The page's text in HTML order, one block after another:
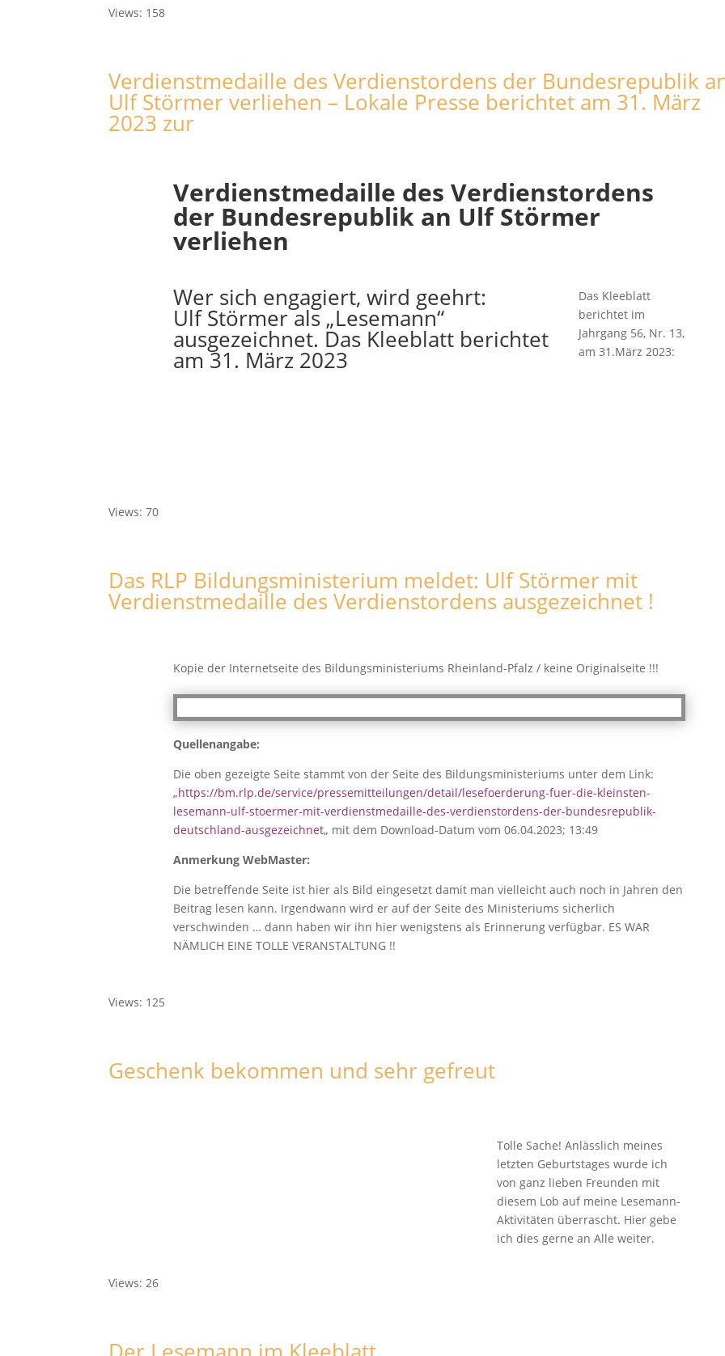
Views: 158
Verdienstmedaille des Verdienstordens der Bundesrepublik
Ulf Störmer verliehen – Lokale Presse berichtet am 31. März
2023 zur
Verdienstmedaille des Verdienstordens
der Bundesrepublik an Ulf Störmer
verliehen
Wer sich engagiert, wird geehrt:
Ulf Störmer als „Lesemann“
ausgezeichnet. Das Kleeblatt berichtet
am 31. März 2023
Das Kleeblatt
berichtet im
Jahrgang 56, Nr. 13,
am 31.März 2023:
Views: 70
Das RLP Bildungsministerium meldet: Ulf Störmer mit
Verdienstmedaille des Verdienstordens ausgezeichnet !
Kopie der Internetseite des Bildungsministeriums Rheinland-Pfalz / keine Originalseite !!!
Quellenangabe:
Die oben gezeigte Seite stammt von der Seite des Bildungsministeriums unter dem Link:
„https://bm.rlp.de/service/pressemitteilungen/detail/lesefoerderung-fuer-die-kleinsten-
lesemann-ulf-stoermer-mit-verdienstmedaille-des-verdienstordens-der-bundesrepublik-
deutschland-ausgezeichnet„ mit dem Download-Datum vom 06.04.2023; 13:49
Anmerkung WebMaster:
Die betreffende Seite ist hier als Bild eingesetzt damit man vielleicht auch noch in Jahren den
Beitrag lesen kann. Irgendwann wird er auf der Seite des Ministeriums sicherlich
verschwinden … dann haben wir ihn hier wenigstens als Erinnerung verfügbar. ES WAR
NÄMLICH EINE TOLLE VERANSTALTUNG !!
Views: 125
Geschenk bekommen und sehr gefreut
Tolle Sache! Anlässlich meines
letzten Geburtstages wurde ich
von ganz lieben Freunden mit
diesem Lob auf meine Lesemann-
Aktivitäten überrascht. Hier gebe
ich dies gerne an Alle weiter.
Views: 26